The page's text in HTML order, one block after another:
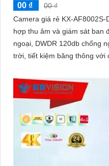
00 ₫
00 ₫
Camera giá rẻ KX-
hợp thu âm và giám sát ban đêm
ngoại, DWDR 120db chống
trời, tiết kiệm băng thông với